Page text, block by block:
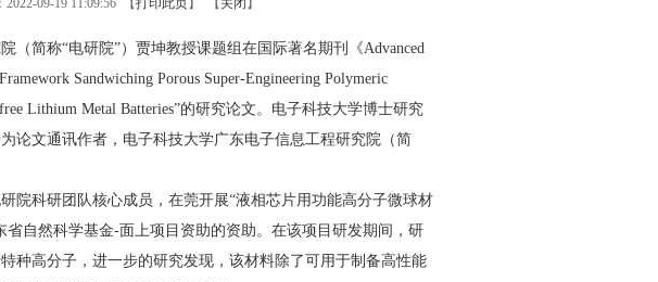
09-19 11:09:56 【打印此页】 【 关闭 】
简称“电研院”）贾坤教授课题组在国际著名期刊《Advanced
Sandwiching Porous Super-Engineering Polymeric
Lithium Metal Batteries”的研究论文。电子科技大学博士研究
论文通讯作者，电子科技大学广东电子信息工程研究院（简
科研团队核心成员，在莞开展“液相芯片用功能高分子微球材
自然科学基金-面上项目资助的资助。在该项目研发期间，研
种高分子，进一步的研究发现，该材料除了可用于制备高性能